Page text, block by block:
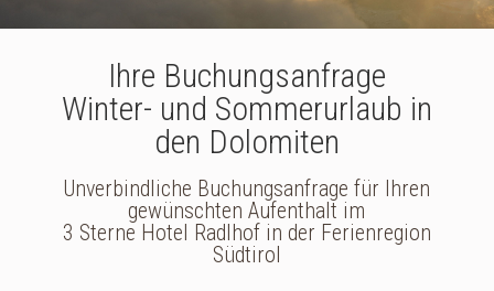
Ihre Buchungsanfrage
Winter- und Sommerurlaub in
den Dolomiten
Unverbindliche Buchungsanfrage für Ihren
gewünschten Aufenthalt im
3 Sterne Hotel Radlhof in der Ferienregion
Südtirol